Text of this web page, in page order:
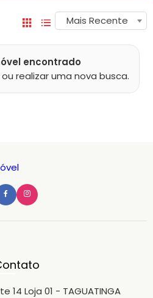
Mais Recente
encontrado
realizar uma nova busca.
14 Loja 01 - TAGUATINGA